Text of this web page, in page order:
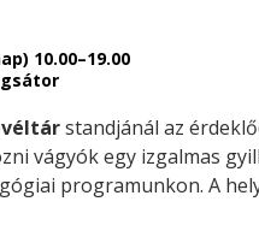
10.00–19.00
standjánál az
vágyók egy izgalmas
programunkon. A